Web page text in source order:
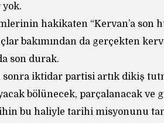
hakikaten “Kervan’a son
bakımından da gerçekten
son durak.
sonra iktidar partisi artık dikiş
bölünecek, parçalanacak ve
bu haliyle tarihi misyonunu